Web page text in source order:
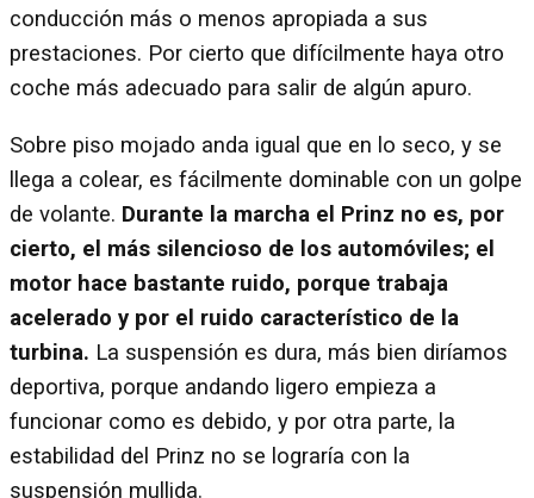
conducción más o menos apropiada a sus
prestaciones. Por cierto que difícilmente haya otro
coche más adecuado para salir de algún apuro.
Sobre piso mojado anda igual que en lo seco, y se
llega a colear, es fácilmente dominable con un golpe
de volante. Durante la marcha el Prinz no es, por
cierto, el más silencioso de los automóviles; el
motor hace bastante ruido, porque trabaja
acelerado y por el ruido característico de la
turbina. La suspensión es dura, más bien diríamos
deportiva, porque andando ligero empieza a
funcionar como es debido, y por otra parte, la
estabilidad del Prinz no se lograría con la
suspensión mullida.